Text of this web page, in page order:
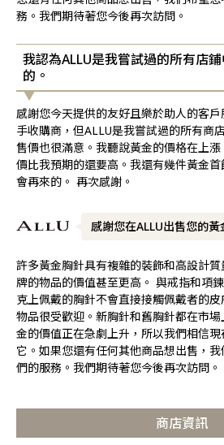
務。我們期待著您今後再次訪問。
我認為ALLU是我嘗試過的所有店
的。
感謝您今天提供的友好且樂於助人的客
手收購商，但ALLU是我嘗試過的所有商
售價也很滿意。我聽說黃金的價格在上
價比我預期的還要高。我還有幾件黃金
會再來的。 再次感謝。
感謝您在ALLU出售您的黃
許多黃金胸針具有複雜的裝飾和高設計
牌的物品的價值甚至更高。 與戒指和項
克上佩戴的胸針不會直接接觸佩戴者的
物品很受歡迎。新胸針和舊胸針都在市
金的價值正在急劇上升，所以我們相信
它。如果您還有任何其他商品想出售，
們的服務。我們期待著您今後再次訪問。
商店資訊